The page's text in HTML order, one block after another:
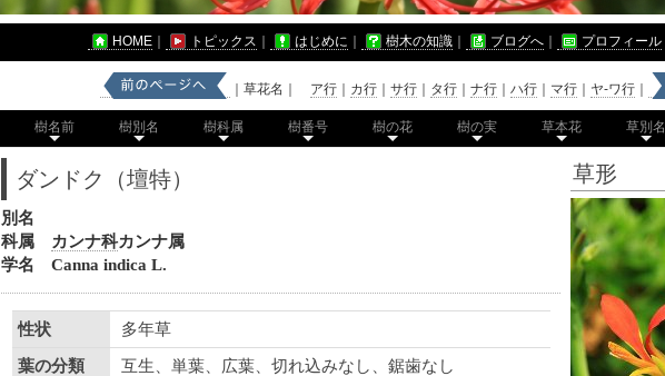
HOME トピックス はじめに 樹木の知識 ブログへ プロフィール
｜草花名｜ ア行 カ行 サ行 タ行 ナ行 ハ行 マ行 ヤ-ワ行
樹名前 樹別名 樹科属 樹番号 樹の花 樹の実 草本花 草別名
ダンドク（壇特）
別名
科属
カンナ科カンナ属
学名 Canna indica L.
性状 多年草
葉の分類 互生、単葉、広葉、切れ込みなし、鋸歯なし
草形